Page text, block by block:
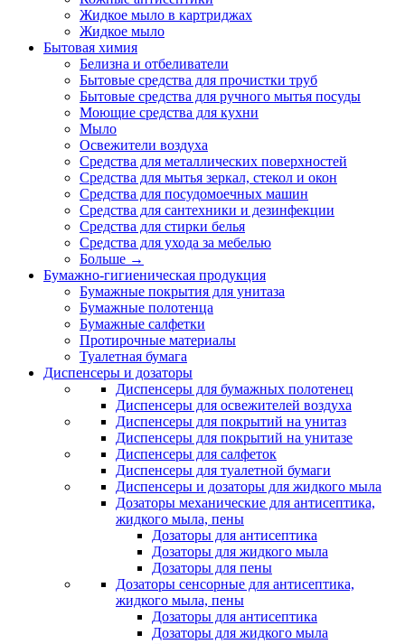
Жидкое мыло в картриджах
Жидкое мыло
Бытовая химия
Белизна и отбеливатели
Бытовые средства для прочистки труб
Бытовые средства для ручного мытья посуды
Моющие средства для кухни
Мыло
Освежители воздуха
Средства для металлических поверхностей
Средства для мытья зеркал, стекол и окон
Средства для посудомоечных машин
Средства для сантехники и дезинфекции
Средства для стирки белья
Средства для ухода за мебелью
Больше →
Бумажно-гигиеническая продукция
Бумажные покрытия для унитаза
Бумажные полотенца
Бумажные салфетки
Протирочные материалы
Туалетная бумага
Диспенсеры и дозаторы
Диспенсеры для бумажных полотенец
Диспенсеры для освежителей воздуха
Диспенсеры для покрытий на унитаз
Диспенсеры для покрытий на унитазе
Диспенсеры для салфеток
Диспенсеры для туалетной бумаги
Диспенсеры и дозаторы для жидкого мыла
Дозаторы механические для антисептика,
жидкого мыла, пены
Дозаторы для антисептика
Дозаторы для жидкого мыла
Дозаторы для пены
Дозаторы сенсорные для антисептика,
жидкого мыла, пены
Дозаторы для антисептика
Дозаторы для жидкого мыла